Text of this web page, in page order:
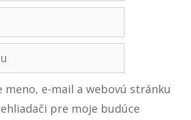
meno, e-mail a webovú stránku
pre moje budúce